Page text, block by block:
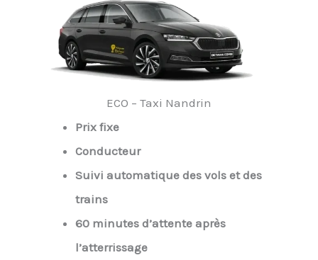
ECO – Taxi Nandrin
Prix fixe
Conducteur
Suivi automatique des vols et des
trains
60 minutes d’attente après
l’atterrissage